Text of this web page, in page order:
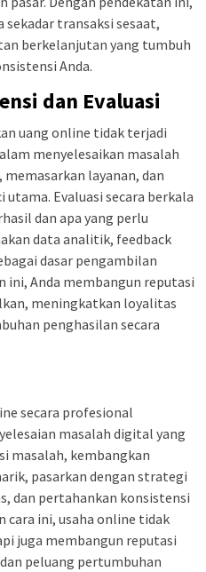
transaksi sesaat,
berkelanjutan yang tumbuh
Anda.
dan Evaluasi
uang online tidak terjadi
menyelesaikan masalah
layanan, dan
Evaluasi secara berkala
dan apa yang perlu
data analitik, feedback
dasar pengambilan
ini, Anda membangun reputasi
meningkatkan loyalitas
penghasilan secara
secara profesional
masalah digital yang
masalah, kembangkan
pasarkan dengan strategi
dan pertahankan konsistensi
cara ini, usaha online tidak
juga membangun reputasi
peluang pertumbuhan